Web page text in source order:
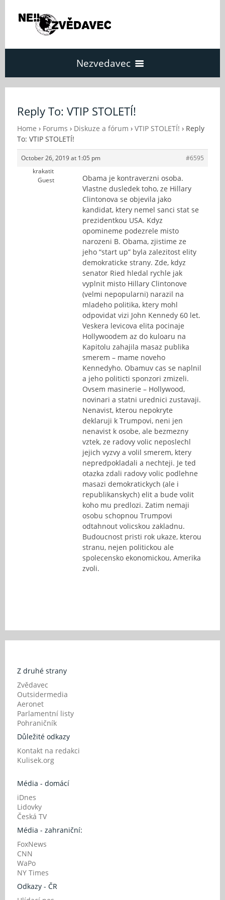
Nezvedavec
Fórum
O Nezvědavci
Kontakt
Reply To: VTIP STOLETÍ!
Home › Forums › Diskuze a fórum › VTIP STOLETÍ! › Reply
To: VTIP STOLETÍ!
October 26, 2019 at 1:05 pm
#6595
krakatit
Guest
Obama je kontraverzni osoba.
Vlastne dusledek toho, ze Hillary
Clintonova se objevila jako
kandidat, ktery nemel sanci stat se
prezidentkou USA. Kdyz
opomineme podezrele misto
narozeni B. Obama, zjistime ze
jeho “start up” byla zalezitost elity
demokraticke strany. Zde, kdyz
senator Ried hledal rychle jak
vyplnit misto Hillary Clintonove
(velmi nepopularni) narazil na
mladeho politika, ktery mohl
odpovidat vizi John Kennedy 60 let.
Veskera levicova elita pocinaje
Hollywoodem az do kuloaru na
Kapitolu zahajila masaz publika
smerem – mame noveho
Kennedyho. Obamuv cas se naplnil
a jeho politicti sponzori zmizeli.
Ovsem masinerie – Hollywood,
novinari a statni urednici zustavaji.
Nenavist, kterou nepokryte
deklaruji k Trumpovi, neni jen
nenavist k osobe, ale bezmezny
vztek, ze radovy volic neposlechl
jejich vyzvy a volil smerem, ktery
nepredpokladali a nechteji. Je ted
otazka zdali radovy volic podlehne
masazi demokratickych (ale i
republikanskych) elit a bude volit
koho mu predlozi. Zatim nemaji
osobu schopnou Trumpovi
odtahnout volicskou zakladnu.
Budoucnost pristi rok ukaze, kterou
stranu, nejen politickou ale
spolecensko ekonomickou, Amerika
zvoli.
Z druhé strany
Zvědavec
Outsidermedia
Aeronet
Parlamentní listy
Pohraničník
Důležité odkazy
Kontakt na redakci
Kulisek.org
Média - domácí
iDnes
Lidovky
Česká TV
Média - zahraniční:
FoxNews
CNN
WaPo
NY Times
Odkazy - ČR